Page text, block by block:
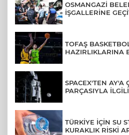
OSMANGAZİ
İŞGALLERİNE
TOFAŞ
HAZIRLIKLARINA
SPACEX'TEN AY'A
PARÇASIYLA
TÜRKİYE İÇİN SU
KURAKLIK RİSKİ